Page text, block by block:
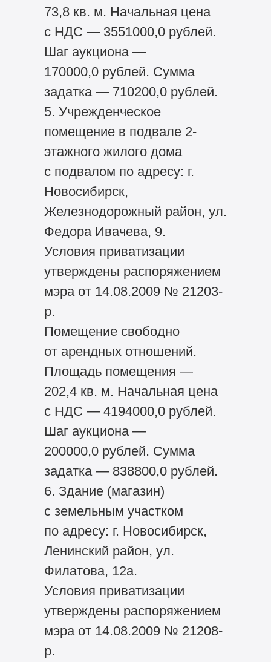
73,8 кв. м. Начальная цена
с НДС — 3551000,0 рублей.
Шаг аукциона —
170000,0 рублей. Сумма
задатка — 710200,0 рублей.
5. Учрежденческое
помещение в подвале 2-
этажного жилого дома
с подвалом по адресу: г.
Новосибирск,
Железнодорожный район, ул.
Федора Ивачева, 9.
Условия приватизации
утверждены распоряжением
мэра от 14.08.2009 № 21203-
р.
Помещение свободно
от арендных отношений.
Площадь помещения —
202,4 кв. м. Начальная цена
с НДС — 4194000,0 рублей.
Шаг аукциона —
200000,0 рублей. Сумма
задатка — 838800,0 рублей.
6. Здание (магазин)
с земельным участком
по адресу: г. Новосибирск,
Ленинский район, ул.
Филатова, 12а.
Условия приватизации
утверждены распоряжением
мэра от 14.08.2009 № 21208-
р.